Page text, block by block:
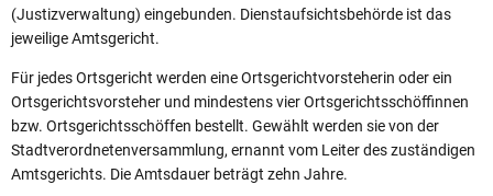
(Justizverwaltung) eingebunden. Dienstaufsichtsbehörde ist das
jeweilige Amtsgericht.
Für jedes Ortsgericht werden eine Ortsgerichtvorsteherin oder ein
Ortsgerichtsvorsteher und mindestens vier Ortsgerichtsschöffinnen
bzw. Ortsgerichtsschöffen bestellt. Gewählt werden sie von der
Stadtverordnetenversammlung, ernannt vom Leiter des zuständigen
Amtsgerichts. Die Amtsdauer beträgt zehn Jahre.